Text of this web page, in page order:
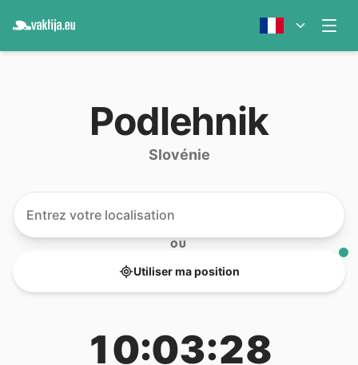
Podlehnik
Slovénie
OU
Utiliser ma position
10:03:28